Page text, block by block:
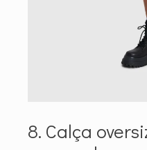
8. Calça